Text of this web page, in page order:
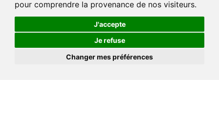
pour comprendre la provenance de nos visiteurs.
J'accepte
Je refuse
Changer mes préférences